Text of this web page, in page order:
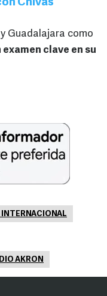
Chivas
Guadalajara como
clave en su
INTERNACIONAL
AKRON